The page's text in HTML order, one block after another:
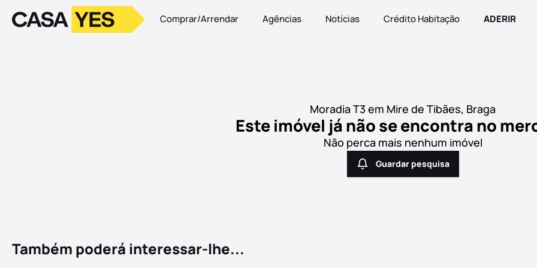
LogoIr para a homepage Comprar/Arrendar Agências Notícias Crédito Habitação ADERIR
Moradia T3 em Mire de Tibães, Braga
Este imóvel já não se encontra no
Não perca mais nenhum imóvel
Guardar pesquisa
Guardar pesquisa
Também poderá interessar-lhe...